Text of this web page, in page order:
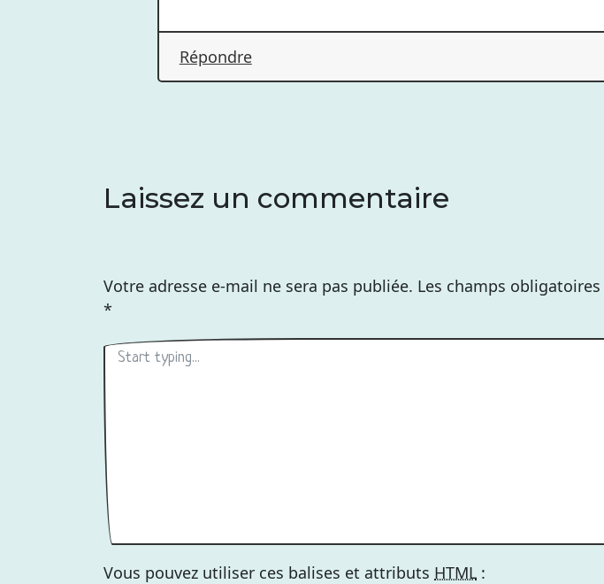
Répondre
Laissez un commentaire
Votre adresse e-mail ne sera pas publiée. Les champs
*
Vous pouvez utiliser ces balises et attributs HTML :